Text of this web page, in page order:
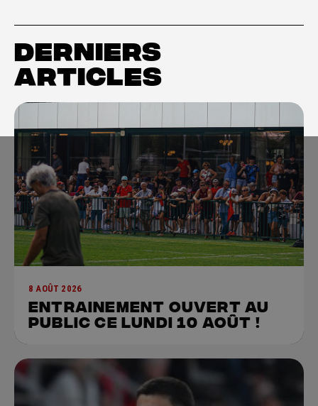
DERNIERS
ARTICLES
8 AOÛT 2026
Entrainement ouvert au
public ce lundi 10 août !